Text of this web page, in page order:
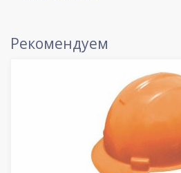
Рекомендуем